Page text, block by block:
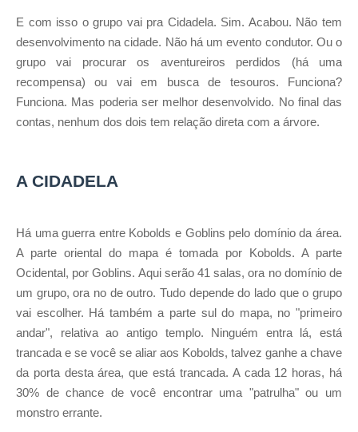
E com isso o grupo vai pra Cidadela. Sim. Acabou. Não tem
desenvolvimento na cidade. Não há um evento condutor. Ou o
grupo vai procurar os aventureiros perdidos (há uma
recompensa) ou vai em busca de tesouros. Funciona?
Funciona. Mas poderia ser melhor desenvolvido. No final das
contas, nenhum dos dois tem relação direta com a árvore.
A CIDADELA
Há uma guerra entre Kobolds e Goblins pelo domínio da área.
A parte oriental do mapa é tomada por Kobolds. A parte
Ocidental, por Goblins. Aqui serão 41 salas, ora no domínio de
um grupo, ora no de outro. Tudo depende do lado que o grupo
vai escolher. Há também a parte sul do mapa, no "primeiro
andar", relativa ao antigo templo. Ninguém entra lá, está
trancada e se você se aliar aos Kobolds, talvez ganhe a chave
da porta desta área, que está trancada. A cada 12 horas, há
30% de chance de você encontrar uma "patrulha" ou um
monstro errante.